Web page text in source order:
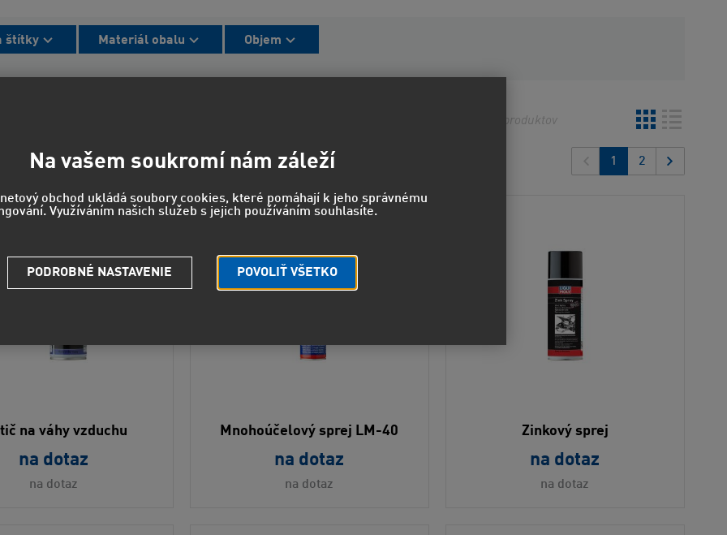
štítky Materiál obalu Objem
produktov
1 2
na váhy vzduchu
na dotaz
na dotaz
Mnohoúčelový sprej LM-40
na dotaz
na dotaz
Zinkový sprej
na dotaz
na dotaz
Na vašem soukromí nám záleží
obchod ukládá soubory cookies, které pomáhají k jeho správnému
Využíváním našich služeb s jejich používáním souhlasíte.
POVOLIŤ VŠETKO
PODROBNÉ NASTAVENIE